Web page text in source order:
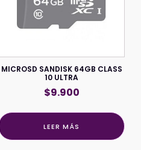
MICROSD SANDISK 64GB CLASS
10 ULTRA
$9.900
LEER MÁS